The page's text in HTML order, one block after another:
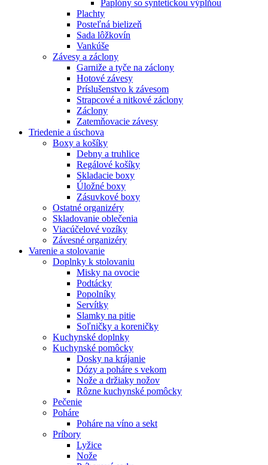
Paplóny so syntetickou výplňou
Plachty
Posteľná bielizeň
Sada lôžkovín
Vankúše
Závesy a záclony
Garniže a tyče na záclony
Hotové závesy
Príslušenstvo k závesom
Strapcové a nitkové záclony
Záclony
Zatemňovacie závesy
Triedenie a úschova
Boxy a košíky
Debny a truhlice
Regálové košíky
Skladacie boxy
Úložné boxy
Zásuvkové boxy
Ostatné organizéry
Skladovanie oblečenia
Viacúčelové vozíky
Závesné organizéry
Varenie a stolovanie
Doplnky k stolovaniu
Misky na ovocie
Podtácky
Popolníky
Servítky
Slamky na pitie
Soľničky a koreničky
Kuchynské doplnky
Kuchynské pomôcky
Dosky na krájanie
Dózy a poháre s vekom
Nože a držiaky nožov
Rôzne kuchynské pomôcky
Pečenie
Poháre
Poháre na víno a sekt
Príbory
Lyžice
Nože